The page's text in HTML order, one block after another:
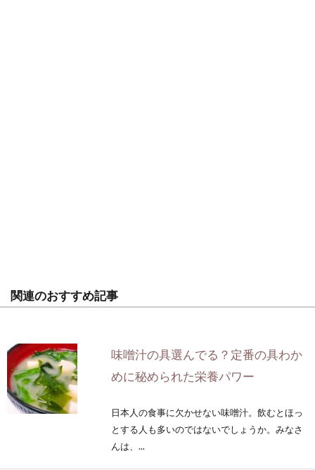
関連のおすすめ記事
味噌汁の具選んでる？定番の具わか
めに秘められた栄養パワー
日本人の食事に欠かせない味噌汁。飲むとほっ
とする人も多いのではないでしょうか。みなさ
んは、...